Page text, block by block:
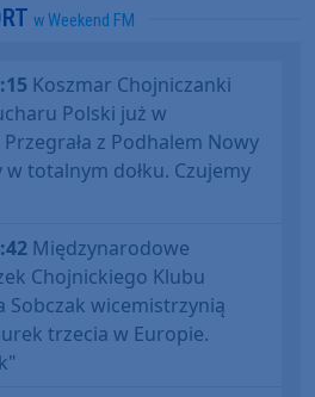
w Weekend FM
Koszmar Chojniczanki
Polski już w
z Podhalem Nowy
w totalnym dołku. Czujemy
Międzynarodowe
Chojnickiego Klubu
Sobczak wicemistrzynią
trzecia w Europie.